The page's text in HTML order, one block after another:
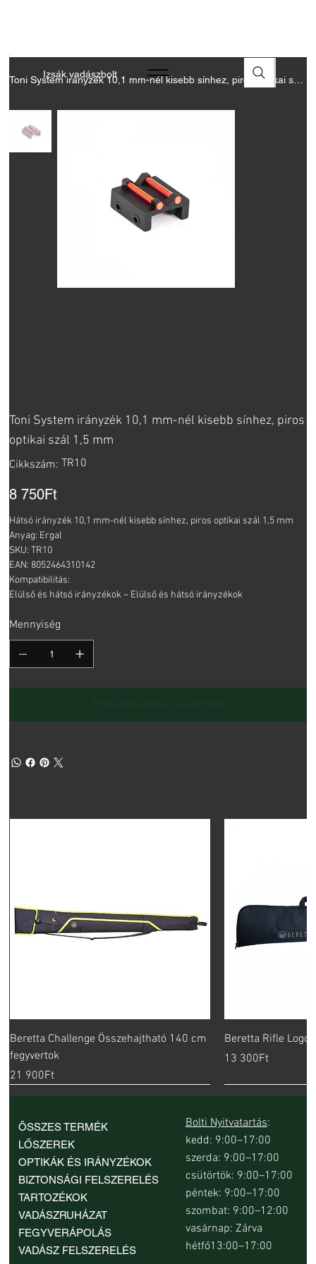
Izsák vadászbolt
Toni System irányzék 10,1 mm-nél kisebb sínhez, piros
optikai szál 1,5 mm
Cikkszám: Cikkszám:
TR10
TR10
Ár
8 750Ft
Hátsó irányzék 10,1 mm-nél kisebb sínhez, piros optikai szál 1,5 mm
Anyag: Ergal
SKU: TR10
EAN: 8052464310142
Kompatibilitás:
Elülső és hátsó irányzékok – Elülső és hátsó irányzékok
Mennyiség
Értesítést kérek, ha elérhető
Beretta Challenge Összehajtható 140 cm
fegyvertok
Price
21 900Ft
Beretta Rifle Logo
Price
13 300Ft
ÖSSZES TERMÉK
LŐSZEREK
OPTIKÁK ÉS IRÁNYZÉKOK
BIZTONSÁGI FELSZERELÉS
TARTOZÉKOK
VADÁSZRUHÁZAT
FEGYVERÁPOLÁS
VADÁSZ FELSZERELÉS
Bolti Nyitvatartás:
kedd: 9:00–17:00
szerda: 9:00–17:00
csütörtök: 9:00–17:00
péntek: 9:00–17:00
szombat: 9:00–12:00
vasárnap: Zárva
hétfő13:00–17:00